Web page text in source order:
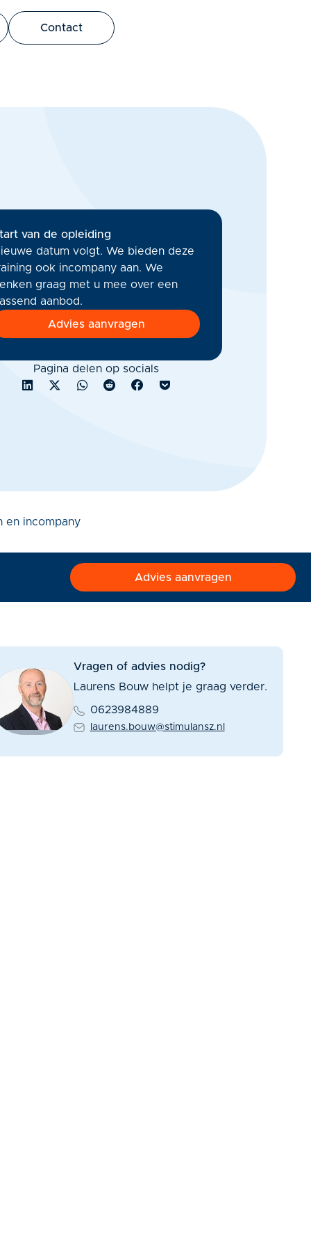
Contact
van de opleiding
datum volgt. We bieden deze
ook incompany aan. We
graag met u mee over een
aanbod.
Advies aanvragen
Pagina delen op socials
en incompany
Advies aanvragen
Vragen of advies nodig?
Laurens Bouw helpt je graag verder.
0623984889
laurens.bouw@stimulansz.nl